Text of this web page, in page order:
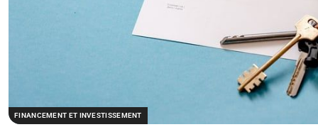
FINANCEMENT ET INVESTISSEMENT